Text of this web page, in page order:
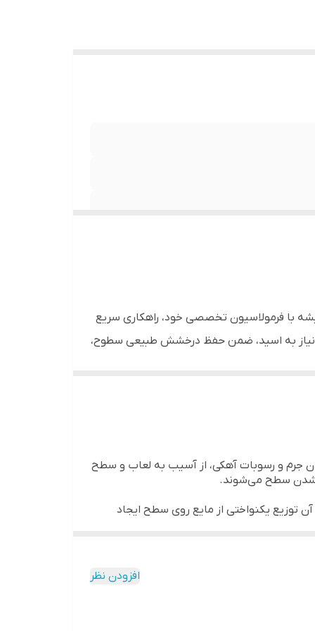
با فرمولاسیون تخصصی خود، راهکاری سریع
نیاز به اسید، ضمن حفظ درخشش طبیعی سطوح،
جرم و رسوبات آهکی، از آسیب به لعاب و سطح
شدن سطح می‌شوند.
توزیع یکنواختی از مایع روی سطح ایجاد
افزودن نظر